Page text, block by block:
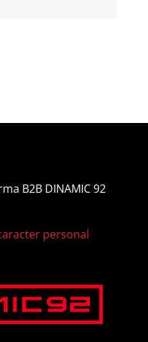
B2B DINAMIC 92
personal